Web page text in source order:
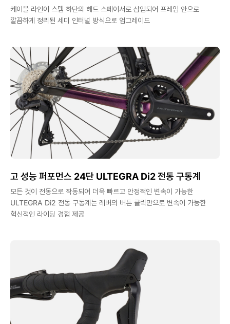
케이블 라인이 스템 하단의 헤드 스페이서로 삽입되어 프레임 안으로
깔끔하게 정리된 세미 인터널 방식으로 업그레이드
고 성능 퍼포먼스 24단 ULTEGRA Di2 전동 구동계
모든 것이 전동으로 작동되어 더욱 빠르고 안정적인 변속이 가능한
ULTEGRA Di2 전동 구동계는 레버의 버튼 클릭만으로 변속이 가능한
혁신적인 라이딩 경험 제공